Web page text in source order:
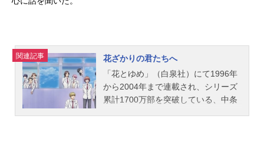
関連記事
花ざかりの君たちへ
「花とゆめ」（白泉社）にて1996年
から2004年まで連載され、シリーズ
累計1700万部を突破している、中条